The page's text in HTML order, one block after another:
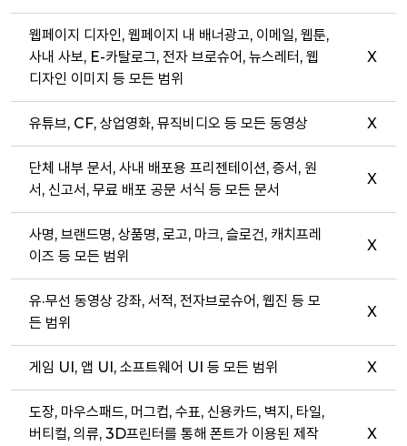
웹페이지 디자인, 웹페이지 내 배너광고, 이메일, 웹툰,
사내 사보, E-카탈로그, 전자 브로슈어, 뉴스레터, 웹
디자인 이미지 등 모든 범위
X
유튜브, CF, 상업영화, 뮤직비디오 등 모든 동영상 X
단체 내부 문서, 사내 배포용 프리젠테이션, 증서, 원
서, 신고서, 무료 배포 공문 서식 등 모든 문서
X
사명, 브랜드명, 상품명, 로고, 마크, 슬로건, 캐치프레
이즈 등 모든 범위
X
유·무선 동영상 강좌, 서적, 전자브로슈어, 웹진 등 모
든 범위
X
게임 UI, 앱 UI, 소프트웨어 UI 등 모든 범위 X
도장, 마우스패드, 머그컵, 수표, 신용카드, 벽지, 타일,
버티컬, 의류, 3D프린터를 통해 폰트가 이용된 제작
X